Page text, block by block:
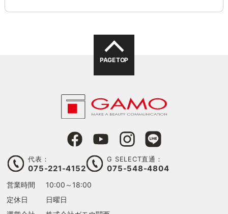
PAGE TOP
代表：
075-221-4152
G SELECT直通：
075-548-4804
営業時間
10:00～18:00
定休日
日曜日